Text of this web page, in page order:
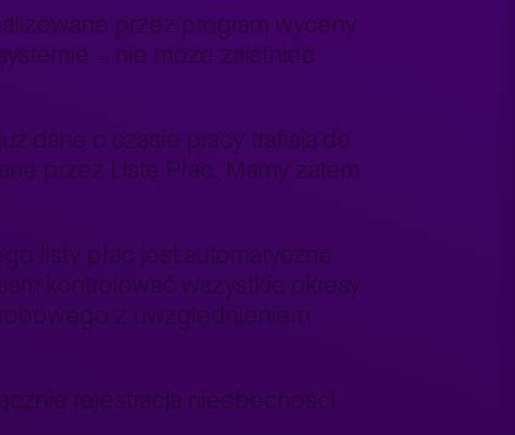
przez program wyceny
– nie może zaistnieć
dane o czasie pracy trafiają do
przez Listę Płac. Mamy zatem
listy płac jest automatyczne
kontrolować wszystkie okresy
z uwzględnieniem
rejestracja nieobecności